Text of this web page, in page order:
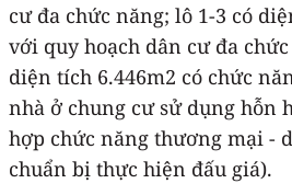
cư đa chức năng; lô 1-3 có
với quy hoạch dân cư đa
diện tích 6.446m2 có chức
nhà ở chung cư sử dụng hỗn
hợp chức năng thương mại -
chuẩn bị thực hiện đấu giá).